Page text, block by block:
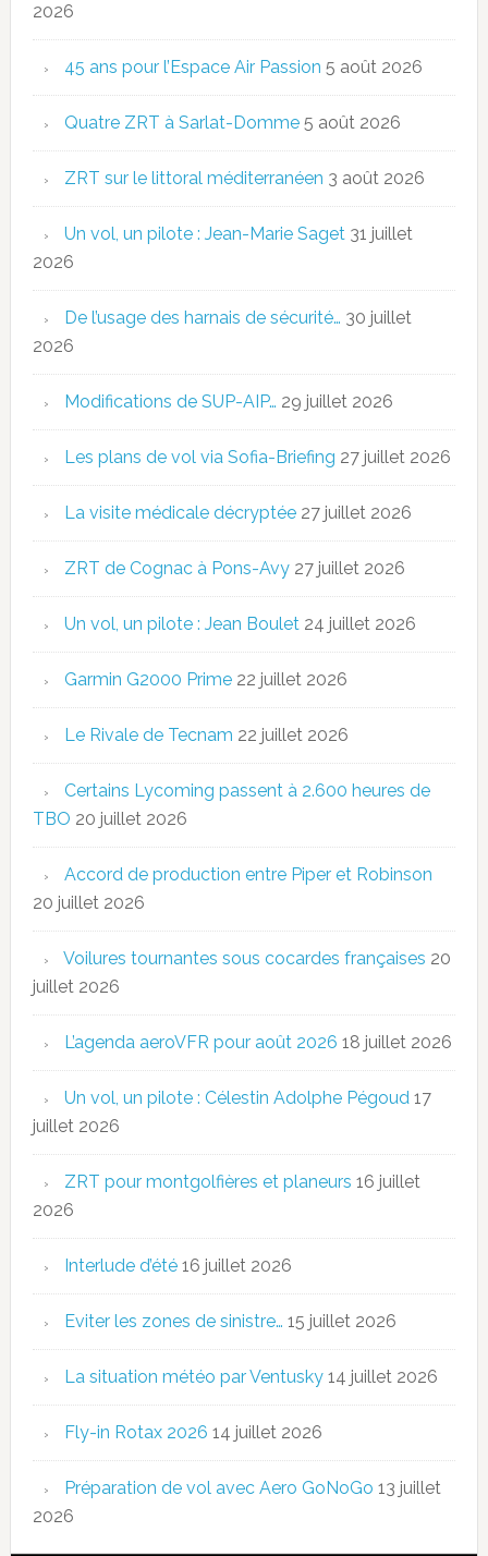
2026
45 ans pour l’Espace Air Passion 5 août 2026
Quatre ZRT à Sarlat-Domme 5 août 2026
ZRT sur le littoral méditerranéen 3 août 2026
Un vol, un pilote : Jean-Marie Saget 31 juillet
2026
De l’usage des harnais de sécurité… 30 juillet
2026
Modifications de SUP-AIP… 29 juillet 2026
Les plans de vol via Sofia-Briefing 27 juillet 2026
La visite médicale décryptée 27 juillet 2026
ZRT de Cognac à Pons-Avy 27 juillet 2026
Un vol, un pilote : Jean Boulet 24 juillet 2026
Garmin G2000 Prime 22 juillet 2026
Le Rivale de Tecnam 22 juillet 2026
Certains Lycoming passent à 2.600 heures de
TBO 20 juillet 2026
Accord de production entre Piper et Robinson
20 juillet 2026
Voilures tournantes sous cocardes françaises 20
juillet 2026
L’agenda aeroVFR pour août 2026 18 juillet 2026
Un vol, un pilote : Célestin Adolphe Pégoud 17
juillet 2026
ZRT pour montgolfières et planeurs 16 juillet
2026
Interlude d’été 16 juillet 2026
Eviter les zones de sinistre… 15 juillet 2026
La situation météo par Ventusky 14 juillet 2026
Fly-in Rotax 2026 14 juillet 2026
Préparation de vol avec Aero GoNoGo 13 juillet
2026